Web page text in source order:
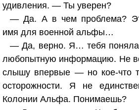
удивления. — Ты уверен?
— Да. А в чем проблема?
имя для военной альфы…
— Да, верно. Я… тебя
любопытную информацию. Не
слышу впервые — но кое-что
осторожности. Я не
Колонии Альфа. Понимаешь?